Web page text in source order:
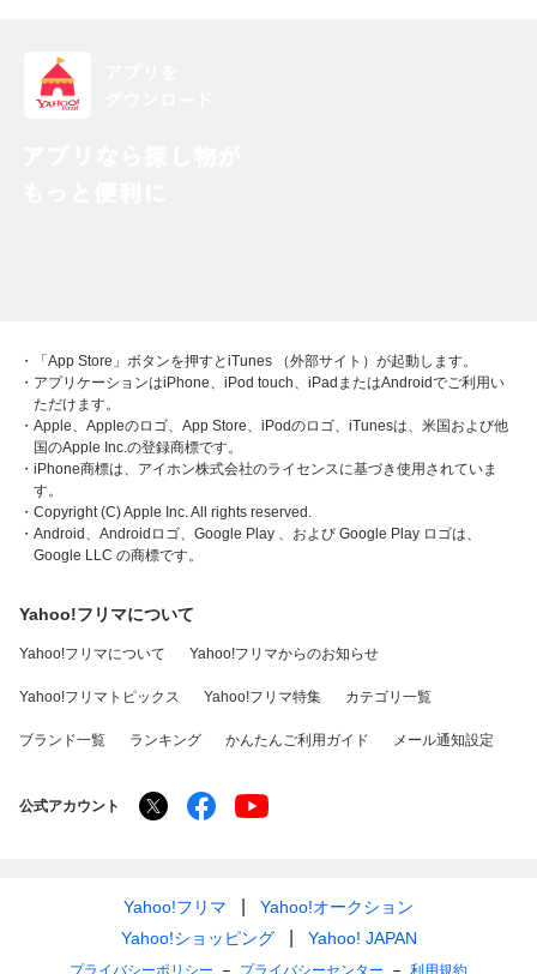
・「App Store」ボタンを押すとiTunes （外部サイト）が起動します。
・アプリケーションはiPhone、iPod touch、iPadまたはAndroidでご利用い
ただけます。
・Apple、Appleのロゴ、App Store、iPodのロゴ、iTunesは、米国および他
国のApple Inc.の登録商標です。
・iPhone商標は、アイホン株式会社のライセンスに基づき使用されていま
す。
・Copyright (C) Apple Inc. All rights reserved.
・Android、Androidロゴ、Google Play 、および Google Play ロゴは、
Google LLC の商標です。
Yahoo!フリマについて
Yahoo!フリマについて Yahoo!フリマからのお知らせ
Yahoo!フリマトピックス Yahoo!フリマ特集 カテゴリ一覧
ブランド一覧 ランキング かんたんご利用ガイド メール通知設定
公式アカウント
Yahoo!フリマ
Yahoo!オークション
Yahoo!ショッピング
Yahoo! JAPAN